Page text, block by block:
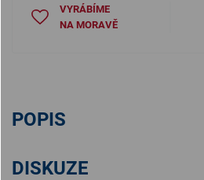
VYRÁBÍME
NA MORAVĚ
POPIS
DISKUZE